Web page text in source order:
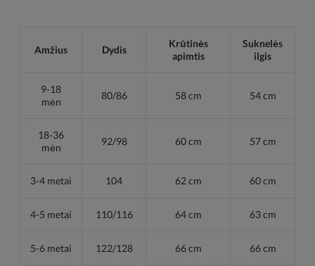
Amžius Dydis
Krūtinės
apimtis
Suknelės
ilgis
9-18
mėn
80/86 58 cm 54 cm
18-36
mėn
92/98 60 cm 57 cm
3-4 metai 104 62 cm 60 cm
4-5 metai 110/116 64 cm 63 cm
5-6 metai 122/128 66 cm 66 cm